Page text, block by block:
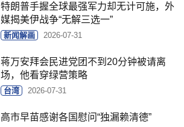
特朗普手握全球最强军力却无计可施，外
媒揭美伊战争“无解三选一”
新闻解画 2026-07-31
蒋万安拜会民进党团不到20分钟被请离
场，他看穿绿营策略
台湾 2026-07-31
高市早苗感谢各国慰问“独漏赖清德”